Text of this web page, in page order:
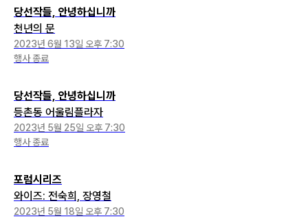
당선작들, 안녕하십니까
천년의 문
2023년 6월 13일 오후 7:30
행사 종료
당선작들, 안녕하십니까
등촌동 어울림플라자
2023년 5월 25일 오후 7:30
행사 종료
포럼시리즈
와이즈: 전숙희, 장영철
2023년 5월 18일 오후 7:30